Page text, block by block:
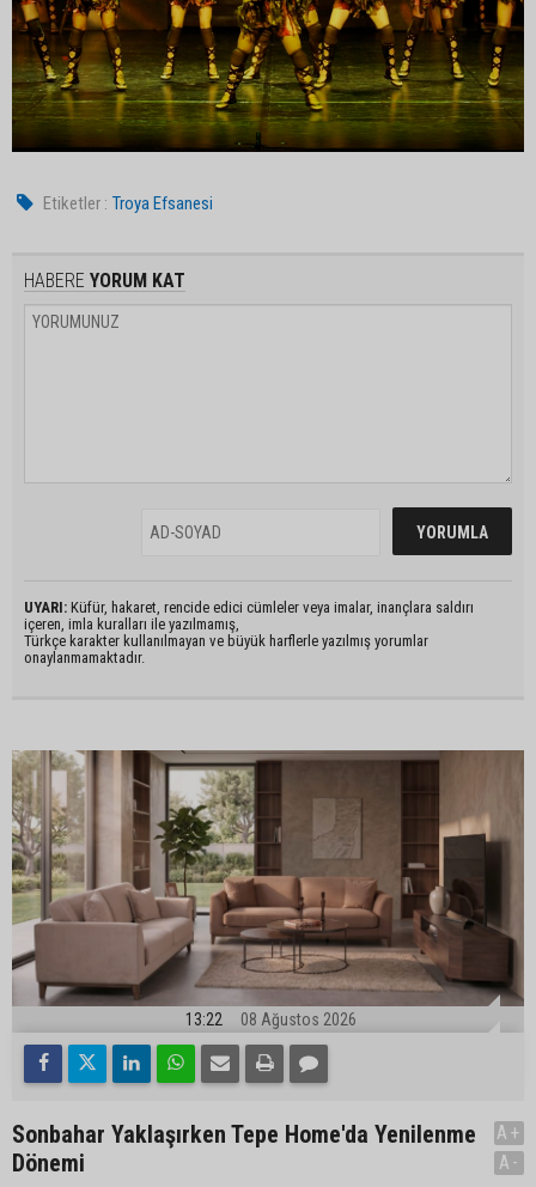
Etiketler : Troya Efsanesi
HABERE YORUM KAT
UYARI: Küfür, hakaret, rencide edici cümleler veya imalar, inançlara saldırı
içeren, imla kuralları ile yazılmamış,
Türkçe karakter kullanılmayan ve büyük harflerle yazılmış yorumlar
onaylanmamaktadır.
13:22 08 Ağustos 2026
Sonbahar Yaklaşırken Tepe Home'da Yenilenme
Dönemi
A+
A-